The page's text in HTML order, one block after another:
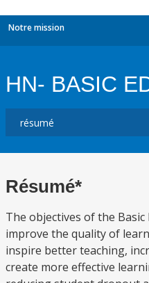
Notre mission
HN- BASIC
Résumé*
The objectives of the
improve the quality of
inspire better teaching,
create more effective